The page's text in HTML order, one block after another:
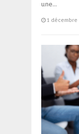
une…
1 décembre